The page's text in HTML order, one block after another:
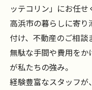
ッテコリン」にお任せ
高浜市の暮らしに寄
付け、不動産のご相談
無駄な手間や費用をか
が私たちの強み。
経験豊富なスタッフ